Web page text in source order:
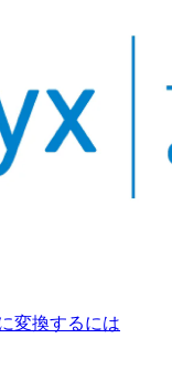
変換するには